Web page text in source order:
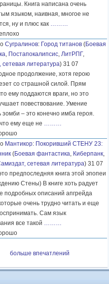
Книга написана очень
языком, наивная, многое не
ну и плюс как ………
Сугралинов: Город титанов (Боевая
, Постапокалипсис, ЛитРПГ,
сетевая литература) 31 07
продолжение, хотя герою
со страшной силой. Прям
ему поддаются враги, но это
повествование. Умение
зомби – это конечно имба героя.
ему еще не ………
Мантикор: Покоривший СТЕНУ 23:
(Боевая фантастика, Киберпанк,
сетевая литература) 31 07
предпоследняя книга этой эпопеи
Стены) В книге хоть радует
подробных описаний апгрейда
очень трудно читать и еще
Сам язык
все такой ………
больше впечатлений